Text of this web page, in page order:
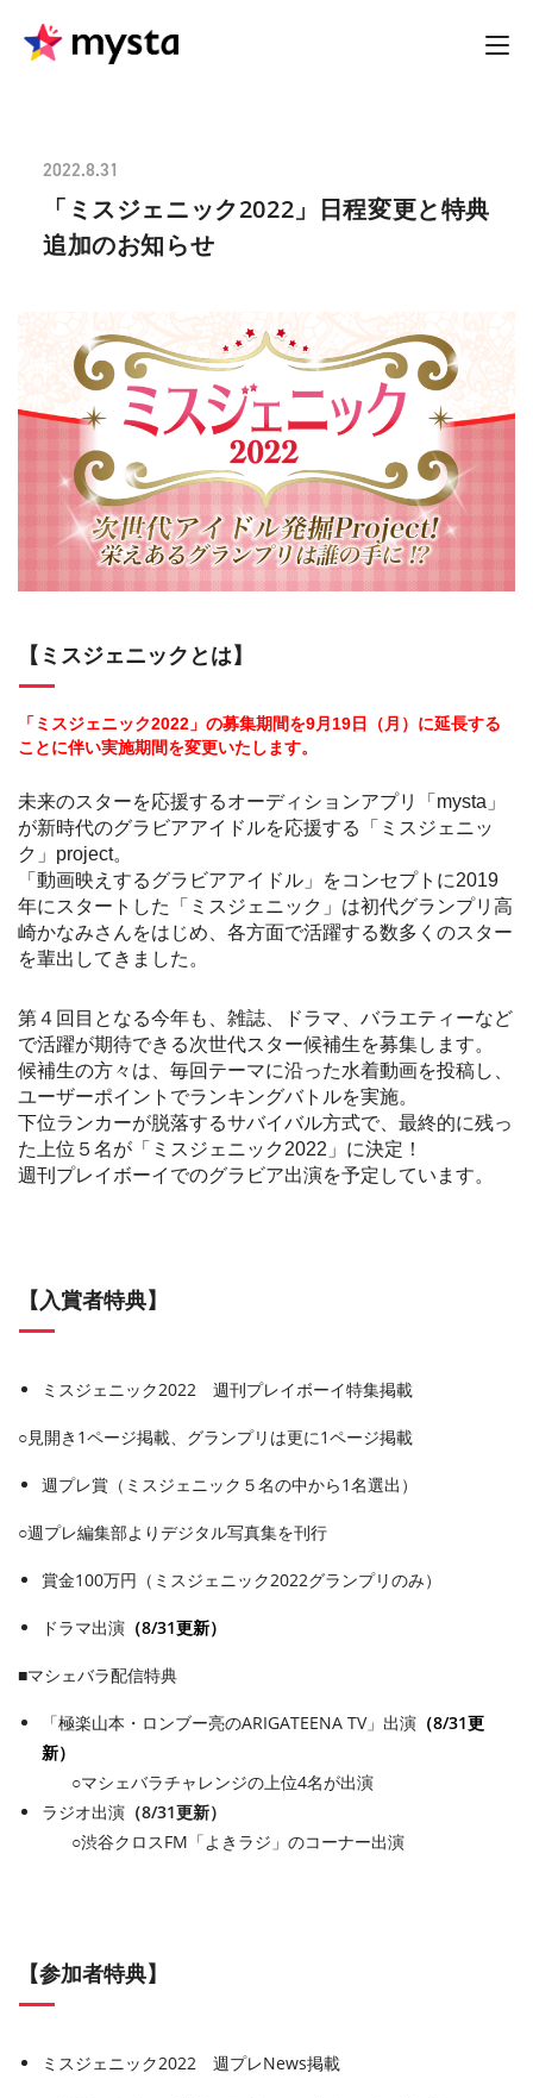
2022.8.31
「ミスジェニック2022」日程変更と特典
追加のお知らせ
【ミスジェニックとは】
「ミスジェニック2022」の募集期間を9月19日（月）に延長する
ことに伴い実施期間を変更いたします。
未来のスターを応援するオーディションアプリ「mysta」
が新時代のグラビアアイドルを応援する「ミスジェニッ
ク」project。
「動画映えするグラビアアイドル」をコンセプトに2019
年にスタートした「ミスジェニック」は初代グランプリ高
崎かなみさんをはじめ、各方面で活躍する数多くのスター
を輩出してきました。
第４回目となる今年も、雑誌、ドラマ、バラエティーなど
で活躍が期待できる次世代スター候補生を募集します。
候補生の方々は、毎回テーマに沿った水着動画を投稿し、
ユーザーポイントでランキングバトルを実施。
下位ランカーが脱落するサバイバル方式で、最終的に残っ
た上位５名が「ミスジェニック2022」に決定！
週刊プレイボーイでのグラビア出演を予定しています。
【入賞者特典】
ミスジェニック2022 週刊プレイボーイ特集掲載
○見開き1ページ掲載、グランプリは更に1ページ掲載
週プレ賞（ミスジェニック５名の中から1名選出）
○週プレ編集部よりデジタル写真集を刊行
賞金100万円（ミスジェニック2022グランプリのみ）
ドラマ出演 （8/31更新）
■マシェバラ配信特典
「極楽山本・ロンブー亮のARIGATEENA TV」出演 （8/31更
新）
○マシェバラチャレンジの上位4名が出演
ラジオ出演 （8/31更新）
○渋谷クロスFM「よきラジ」のコーナー出演
【参加者特典】
ミスジェニック2022 週プレNews掲載